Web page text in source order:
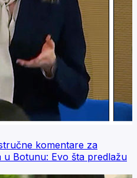
komentare za
Botunu: Evo šta predlažu